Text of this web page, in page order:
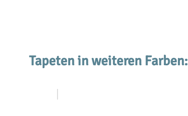
Tapeten in weiteren Farben: